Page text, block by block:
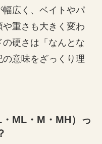
広く、ベイトやパ
重さも大きく変わ
の硬さは「なんとな
の意味をざっくり理
ML・M・MH）っ